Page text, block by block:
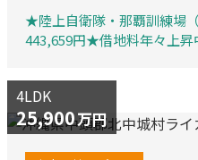
★陸上自衛隊・那覇訓練場
443,659円★借地料年々上
4LDK
25,900万円